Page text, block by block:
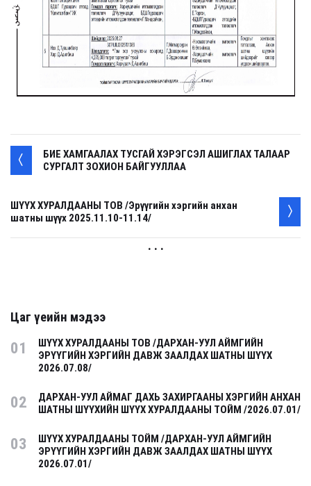
БИЕ ХАМГААЛАХ ТУСГАЙ ХЭРЭГСЭЛ АШИГЛАХ ТАЛААР
СУРГАЛТ ЗОХИОН БАЙГУУЛЛАА
ШҮҮХ ХУРАЛДААНЫ ТОВ /Эрүүгийн хэргийн анхан
шатны шүүх 2025.11.10-11.14/
. . .
Цаг үеийн мэдээ
01
ШҮҮХ ХУРАЛДААНЫ ТОВ /ДАРХАН-УУЛ АЙМГИЙН
ЭРҮҮГИЙН ХЭРГИЙН ДАВЖ ЗААЛДАХ ШАТНЫ ШҮҮХ
2026.07.08/
02
ДАРХАН-УУЛ АЙМАГ ДАХЬ ЗАХИРГААНЫ ХЭРГИЙН АНХАН
ШАТНЫ ШҮҮХИЙН ШҮҮХ ХУРАЛДААНЫ ТОЙМ /2026.07.01/
03
ШҮҮХ ХУРАЛДААНЫ ТОЙМ /ДАРХАН-УУЛ АЙМГИЙН
ЭРҮҮГИЙН ХЭРГИЙН ДАВЖ ЗААЛДАХ ШАТНЫ ШҮҮХ
2026.07.01/